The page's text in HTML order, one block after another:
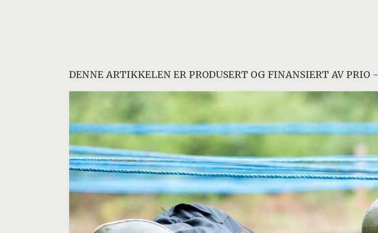
DENNE ARTIKKELEN ER PRODUSERT OG FINANSIERT AV PRIO -